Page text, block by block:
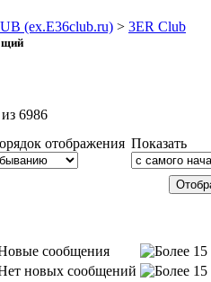
(ex.E36club.ru) > 3ER Club
6986
отображения Показать
сообщения
новых сообщений